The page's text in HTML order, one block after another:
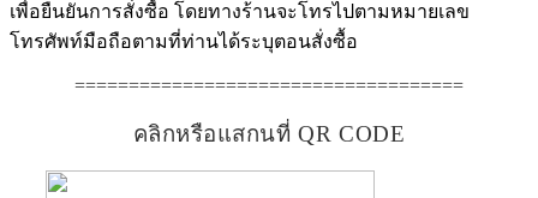
เพื่อยืนยันการสั่งซื้อ โดยทางร้านจะโทรไปตามหมายเลข
โทรศัพท์มือถือตามที่ท่านได้ระบุตอนสั่งซื้อ
====================================
คลิกหรือแสกนที่ QR CODE